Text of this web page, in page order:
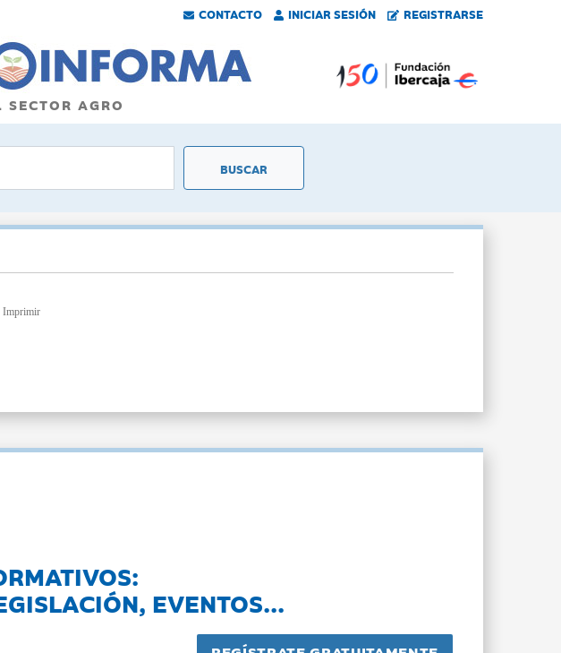
CONTACTO INICIAR SESIÓN REGISTRARSE
AGRO
Imprimir
EVENTOS...